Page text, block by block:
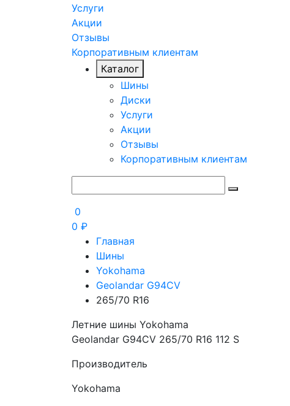
Услуги
Акции
Отзывы
Корпоративным клиентам
Каталог
Шины
Диски
Услуги
Акции
Отзывы
Корпоративным клиентам
0
0 ₽
Главная
Шины
Yokohama
Geolandar G94CV
265/70 R16
Летние шины Yokohama
Geolandar G94CV 265/70 R16 112 S
Производитель
Yokohama